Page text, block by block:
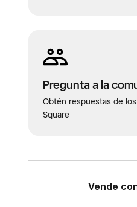
Pregunta a la
Obtén respuestas de
Square
Vende